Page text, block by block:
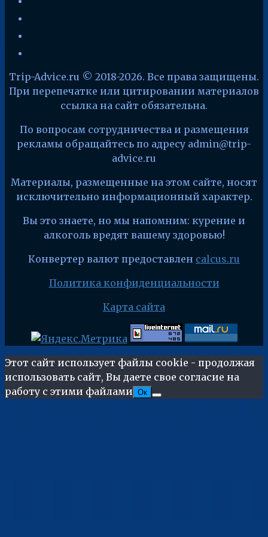
Trip-Advice.ru © 2018-2026. Все права защищены.
При перепечатке или цитировании материалов
ссылка на сайт обязательна.
По вопросам сотрудничества и размещения
рекламы обращайтесь по адресу admin@trip-
advice.ru
Материалы, размещенные на этом сайте, носят
исключительно информационный характер.
Вы это знаете, но мы напомним: курение и
алкоголь вредят вашему здоровью!
Конвертер валют предоставлен calcus.ru
Политика конфиденциальности
Карта сайта
Этот сайт использует файлы cookie - продолжая
использовать сайт, Вы даете свое согласие на
работу с этими файлами Ок